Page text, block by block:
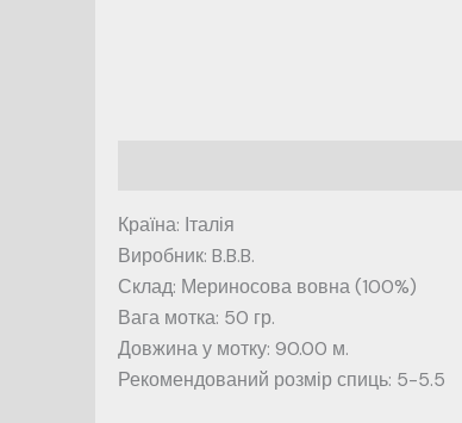
Країна: Італія
Виробник: B.B.B.
Склад: Мериносова вовна (100%)
Вага мотка: 50 гр.
Довжина у мотку: 90.00 м.
Рекомендований розмір спиць: 5-5.5